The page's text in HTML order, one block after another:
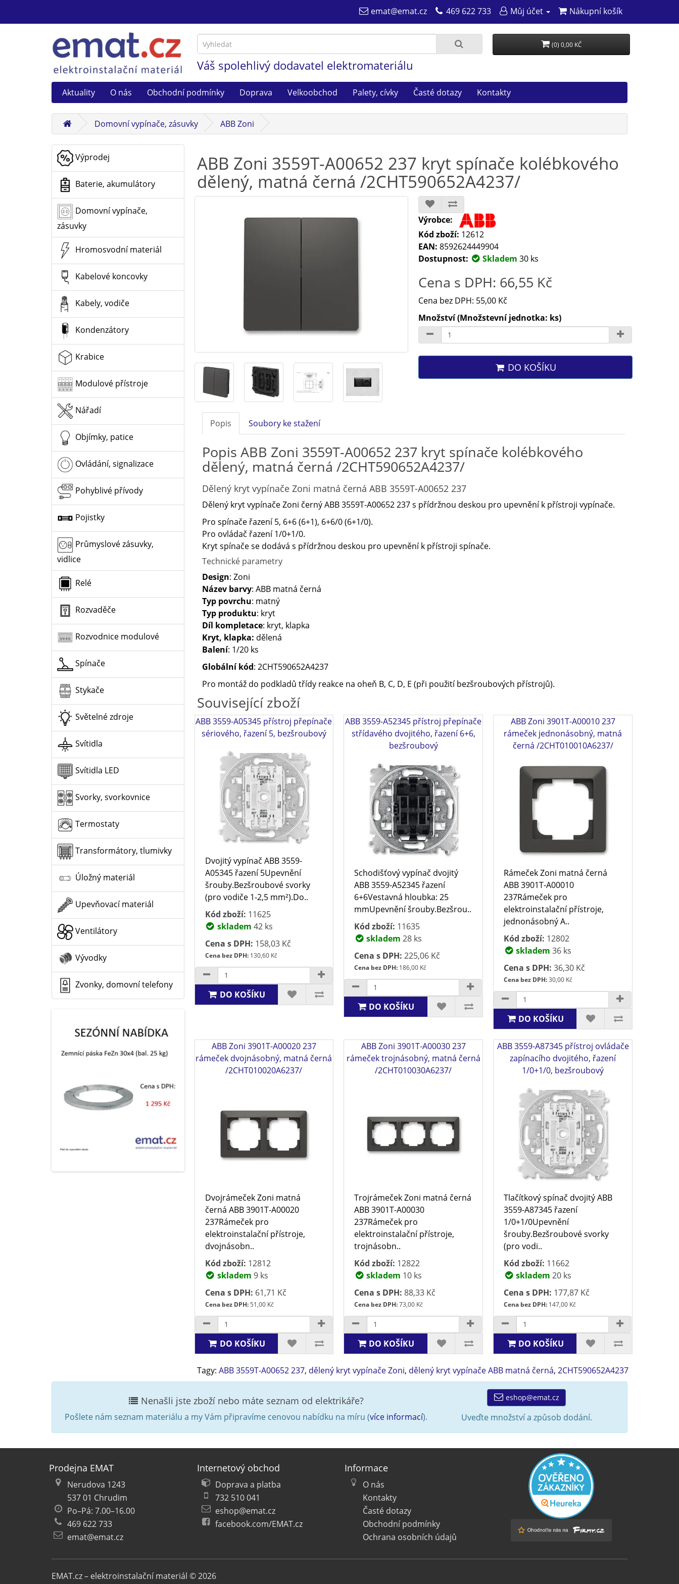
emat@emat.cz 469 622 733 Můj účet Nákupní košík
Váš spolehlivý dodavatel elektromateriálu
(0) 0,00 KČ
Aktuality O nás Obchodní podmínky Doprava Velkoobchod Palety, cívky Časté dotazy Kontakty
Domovní vypínače, zásuvky ABB Zoni
Výprodej
Baterie, akumulátory
Domovní vypínače,
zásuvky
Hromosvodní materiál
Kabelové koncovky
Kabely, vodiče
Kondenzátory
Krabice
Modulové přístroje
Nářadí
Objímky, patice
Ovládání, signalizace
Pohyblivé přívody
Pojistky
Průmyslové zásuvky,
vidlice
Relé
Rozvaděče
Rozvodnice modulové
Spínače
Stykače
Světelné zdroje
Svítidla
Svítidla LED
Svorky, svorkovnice
Termostaty
Transformátory, tlumivky
Úložný materiál
Upevňovací materiál
Ventilátory
Vývodky
Zvonky, domovní telefony
ABB Zoni 3559T-A00652 237 kryt spínače kolébkového
dělený, matná černá /2CHT590652A4237/
Výrobce:
Kód zboží: 12612
EAN: 8592624449904
Dostupnost:
Skladem 30 ks
Cena s DPH: 66,55 Kč
Cena bez DPH: 55,00 Kč
Množství (Množstevní jednotka: ks)
DO KOŠÍKU
Popis Soubory ke stažení
Popis ABB Zoni 3559T-A00652 237 kryt spínače kolébkového
dělený, matná černá /2CHT590652A4237/
Dělený kryt vypínače Zoni matná černá ABB 3559T-A00652 237
Dělený kryt vypínače Zoni černý ABB 3559T-A00652 237 s přídržnou deskou pro upevnění k přístroji vypínače.
Pro spínače řazení 5, 6+6 (6+1), 6+6/0 (6+1/0).
Pro ovládač řazení 1/0+1/0.
Kryt spínače se dodává s přídržnou deskou pro upevnění k přístroji spínače.
Technické parametry
Design: Zoni
Název barvy: ABB matná černá
Typ povrchu: matný
Typ produktu: kryt
Díl kompletace: kryt, klapka
Kryt, klapka: dělená
Balení: 1/20 ks
Globální kód: 2CHT590652A4237
Pro montáž do podkladů třídy reakce na oheň B, C, D, E (při použití bezšroubových přístrojů).
Související zboží
ABB 3559-A05345 přístroj přepínače
sériového, řazení 5, bezšroubový
Dvojitý vypínač ABB 3559-
A05345 řazení 5Upevnění
šrouby.Bezšroubové svorky
(pro vodiče 1-2,5 mm²).Do..
Kód zboží: 11625
skladem 42 ks
Cena s DPH: 158,03 Kč
Cena bez DPH:130,60 Kč
DO KOŠÍKU
ABB 3559-A52345 přístroj přepínače
střídavého dvojitého, řazení 6+6,
bezšroubový
Schodišťový vypínač dvojitý
ABB 3559-A52345 řazení
6+6Vestavná hloubka: 25
mmUpevnění šrouby.Bezšrou..
Kód zboží: 11635
skladem 28 ks
Cena s DPH: 225,06 Kč
Cena bez DPH: 186,00 Kč
DO KOŠÍKU
ABB Zoni 3901T-A00010 237
rámeček jednonásobný, matná
černá /2CHT010010A6237/
Rámeček Zoni matná černá
ABB 3901T-A00010
237Rámeček pro
elektroinstalační přístroje,
jednonásobný A..
Kód zboží: 12802
skladem 36 ks
Cena s DPH: 36,30 Kč
Cena bez DPH:30,00 Kč
DO KOŠÍKU
ABB Zoni 3901T-A00020 237
rámeček dvojnásobný, matná černá
/2CHT010020A6237/
Dvojrámeček Zoni matná
černá ABB 3901T-A00020
237Rámeček pro
elektroinstalační přístroje,
dvojnásobn..
Kód zboží: 12812
skladem 9 ks
Cena s DPH: 61,71 Kč
Cena bez DPH:51,00 Kč
DO KOŠÍKU
ABB Zoni 3901T-A00030 237
rámeček trojnásobný, matná černá
/2CHT010030A6237/
Trojrámeček Zoni matná černá
ABB 3901T-A00030
237Rámeček pro
elektroinstalační přístroje,
trojnásobn..
Kód zboží: 12822
skladem 10 ks
Cena s DPH: 88,33 Kč
Cena bez DPH:73,00 Kč
DO KOŠÍKU
ABB 3559-A87345 přístroj ovládače
zapínacího dvojitého, řazení
1/0+1/0, bezšroubový
Tlačítkový spínač dvojitý ABB
3559-A87345 řazení
1/0+1/0Upevnění
šrouby.Bezšroubové svorky
(pro vodi..
Kód zboží: 11662
skladem 20 ks
Cena s DPH: 177,87 Kč
Cena bez DPH: 147,00 Kč
DO KOŠÍKU
Tagy: ABB 3559T-A00652 237, dělený kryt vypínače Zoni, dělený kryt vypínače ABB matná černá, 2CHT590652A4237
Nenašli jste zboží nebo máte seznam od elektrikáře?
Pošlete nám seznam materiálu a my Vám připravíme cenovou nabídku na míru (více informací).
eshop@emat.cz
Uveďte množství a způsob dodání.
Prodejna EMAT
Nerudova 1243
537 01 Chrudim
Po–Pá: 7.00–16.00
469 622 733
emat@emat.cz
Internetový obchod
Doprava a platba
732 510 041
eshop@emat.cz
facebook.com/EMAT.cz
Informace
O nás
Kontakty
Časté dotazy
Obchodní podmínky
Ochrana osobních údajů
EMAT.cz – elektroinstalační materiál © 2026